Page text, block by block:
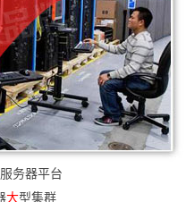
务器平台
大型集群